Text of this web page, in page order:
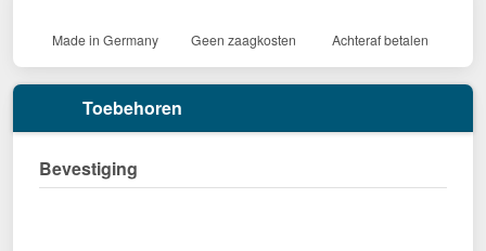
Made in Germany Geen zaagkosten Achteraf betalen
Toebehoren
Bevestiging